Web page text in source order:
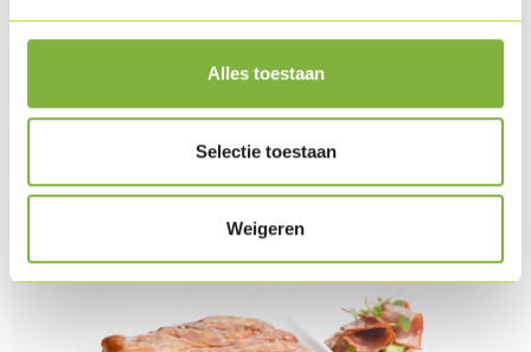
Alles toestaan
Selectie toestaan
Weigeren
Lard de dinde 500g